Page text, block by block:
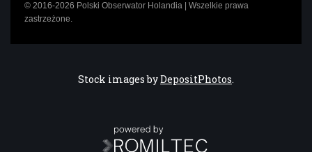
© 2016-2026 Polski Obserwator Holandia | Wszelkie prawa
zastrzeżone.
Stock images byDepositPhotos.